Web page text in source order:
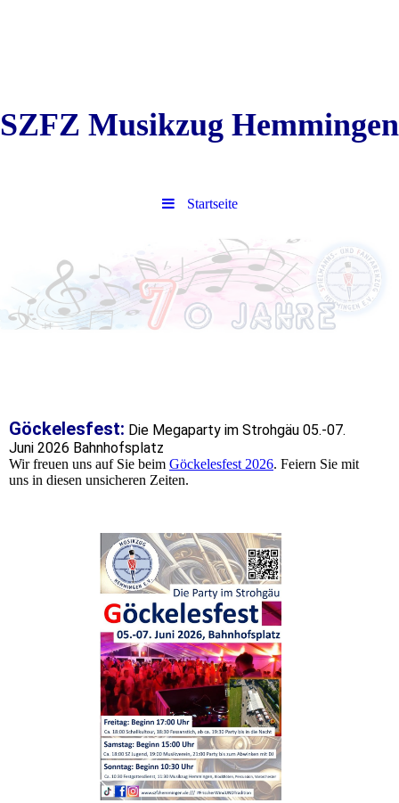
SZFZ Musikzug Hemmingen
Startseite
Göckelesfest: Die Megaparty im Strohgäu 05.-07.
Juni 2026 Bahnhofsplatz
Wir freuen uns auf Sie beim Göckelesfest 2026. Feiern Sie mit
uns in diesen unsicheren Zeiten.